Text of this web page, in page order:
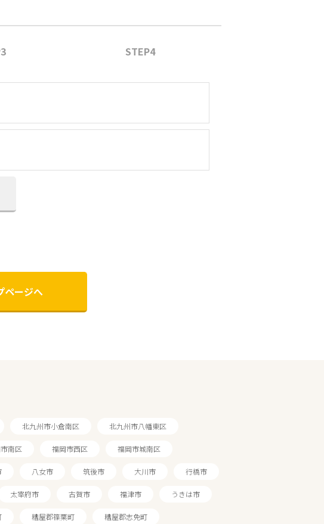
STEP4
ページへ
北九州市小倉南区 北九州市八幡東区
南区 福岡市西区 福岡市城南区
八女市 筑後市 大川市 行橋市
太宰府市 古賀市 福津市 うきは市
糟屋郡篠栗町 糟屋郡志免町